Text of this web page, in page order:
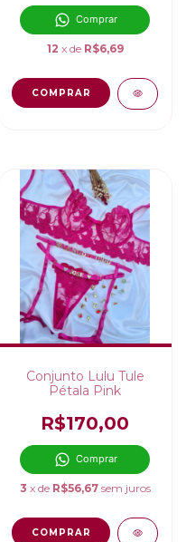
Comprar
12 x de R$6,69
COMPRAR
Conjunto Lulu Tule
Pétala Pink
R$170,00
Comprar
3 x de R$56,67 sem juros
COMPRAR